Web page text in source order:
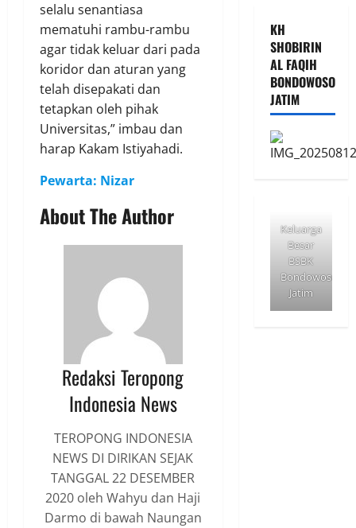
selalu senantiasa
mematuhi rambu-rambu
agar tidak keluar dari pada
koridor dan aturan yang
telah disepakati dan
tetapkan oleh pihak
Universitas,” imbau dan
harap Kakam Istiyahadi.
Pewarta: Nizar
About The Author
Redaksi Teropong
Indonesia News
TEROPONG INDONESIA
NEWS DI DIRIKAN SEJAK
TANGGAL 22 DESEMBER
2020 oleh Wahyu dan Haji
Darmo di bawah Naungan
KH
SHOBIRIN
AL FAQIH
BONDOWOSO
JATIM
Keluarga
Besar
BSBK
Bondowoso
Jatim